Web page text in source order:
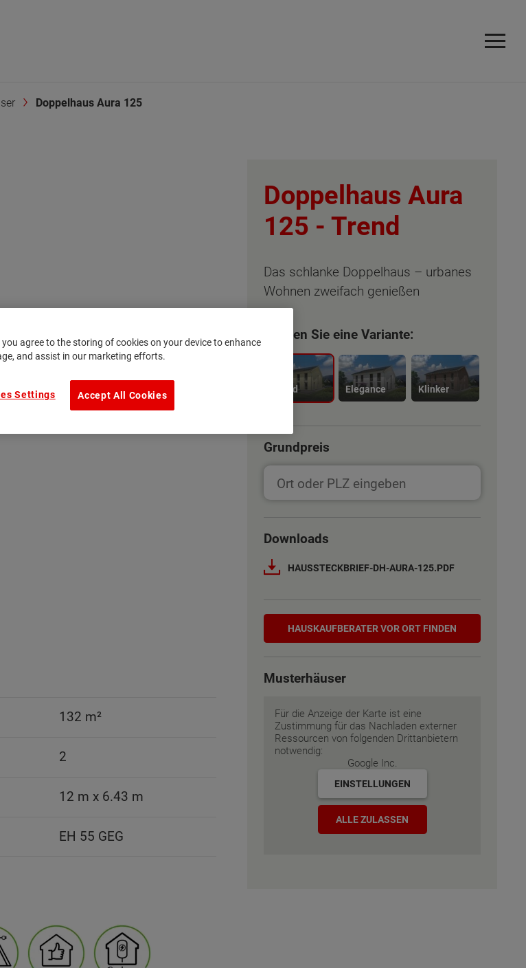
Doppelhaus Aura 125
132 m²
2
12 m x 6.43 m
EH 55 GEG
Doppelhaus Aura
125 - Trend
Das schlanke Doppelhaus – urbanes
Wohnen zweifach genießen
Wählen Sie eine Variante:
Trend Elegance Klinker
Grundpreis
Downloads
HAUSSTECKBRIEF-DH-AURA-125.PDF
Hauskaufberater
HAUSKAUF­BERATER VOR ORT FINDEN
Musterhäuser
Für die Anzeige der Karte ist eine
Zustimmung für das Nachladen externer
Ressourcen von folgenden Drittanbietern
notwendig:
Google Inc.
EINSTELLUNGEN
ALLE ZULASSEN
you agree to the storing of cookies on your device to enhance
and assist in our marketing efforts.
Accept All Cookies
Settings